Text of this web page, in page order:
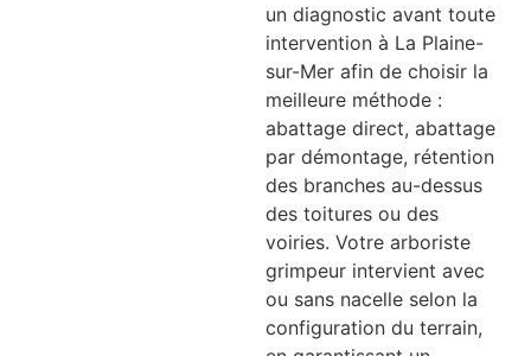
un diagnostic avant toute
intervention à La Plaine-
sur-Mer afin de choisir la
meilleure méthode :
abattage direct, abattage
par démontage, rétention
des branches au-dessus
des toitures ou des
voiries. Votre arboriste
grimpeur intervient avec
ou sans nacelle selon la
configuration du terrain,